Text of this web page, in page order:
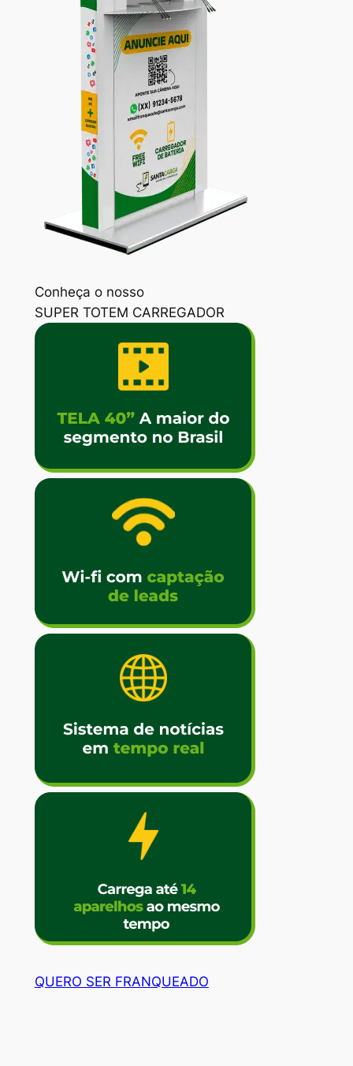
Conheça o nosso
SUPER TOTEM CARREGADOR
QUERO SER FRANQUEADO